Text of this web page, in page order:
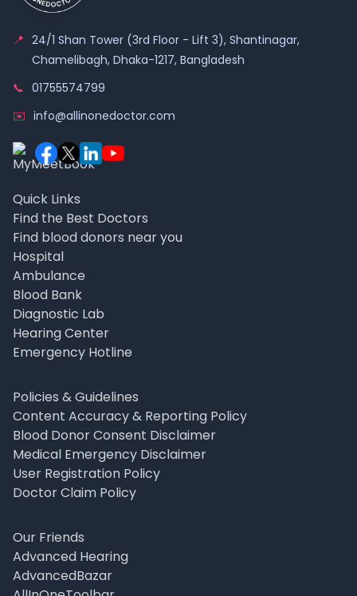
📍 24/1 Shan Tower (3rd Floor - Lift 3), Shantinagar,
Chamelibagh, Dhaka-1217, Bangladesh
📞 01755574799
✉️ info@allinonedoctor.com
Quick Links
Find the Best Doctors
Find blood donors near you
Hospital
Ambulance
Blood Bank
Diagnostic Lab
Hearing Center
Emergency Hotline
Policies & Guidelines
Content Accuracy & Reporting Policy
Blood Donor Consent Disclaimer
Medical Emergency Disclaimer
User Registration Policy
Doctor Claim Policy
Our Friends
Advanced Hearing
AdvancedBazar